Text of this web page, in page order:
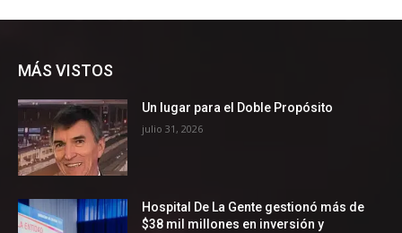
MÁS VISTOS
Un lugar para el Doble Propósito
julio 31, 2026
Hospital De La Gente gestionó más de
$38 mil millones en inversión y